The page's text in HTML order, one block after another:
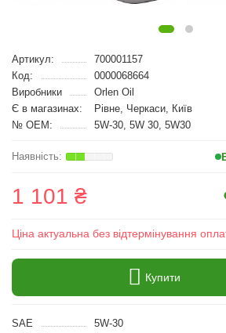
Артикул:
700001157
Код:
0000068664
Виробники
Orlen Oil
Є в магазинах:
Рівне, Черкаси, Київ
№ OEM:
5W-30, 5W 30, 5W30
1 101 ₴
Ціна актуальна без відтермінування
Купити
SAE
5W-30